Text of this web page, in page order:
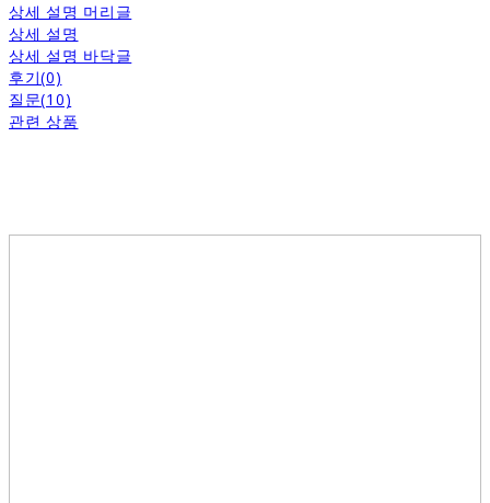
상세 설명 머리글
상세 설명
상세 설명 바닥글
후기(0)
질문(10)
관련 상품